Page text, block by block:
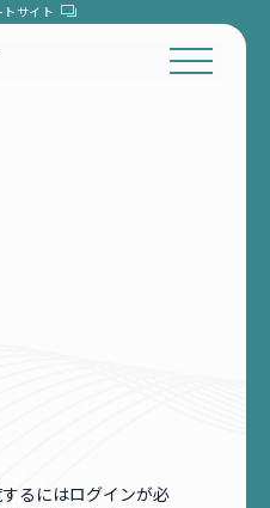
トサイト
るにはログインが必